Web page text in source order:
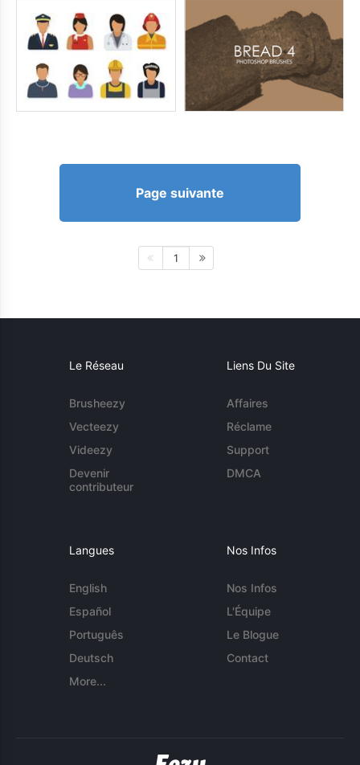
Page suivante
1
Le Réseau
Brusheezy
Vecteezy
Videezy
Devenir
contributeur
Liens Du Site
Affaires
Réclame
Support
DMCA
Langues
English
Español
Português
Deutsch
More...
Nos Infos
Nos Infos
L'Équipe
Le Blogue
Contact